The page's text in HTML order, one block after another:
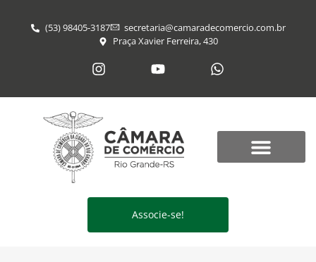
(53) 98405-3187
secretaria@​camaradecomercio.com.br
Praça Xavier Ferreira, 430
Associe-se!